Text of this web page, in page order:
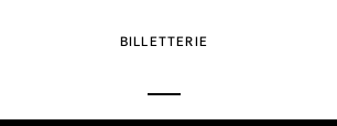
BILLETTERIE